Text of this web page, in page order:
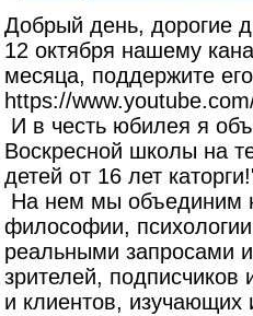
Добрый день, дорогие
12 октября нашему
месяца, поддержите
https://
И в честь юбилея я
Воскресной школы на
детей от 16 лет
На нем мы объединим
философии,
реальными запросами
зрителей, подписчиков
и клиентов,